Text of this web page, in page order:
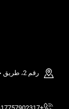
رقم 2،